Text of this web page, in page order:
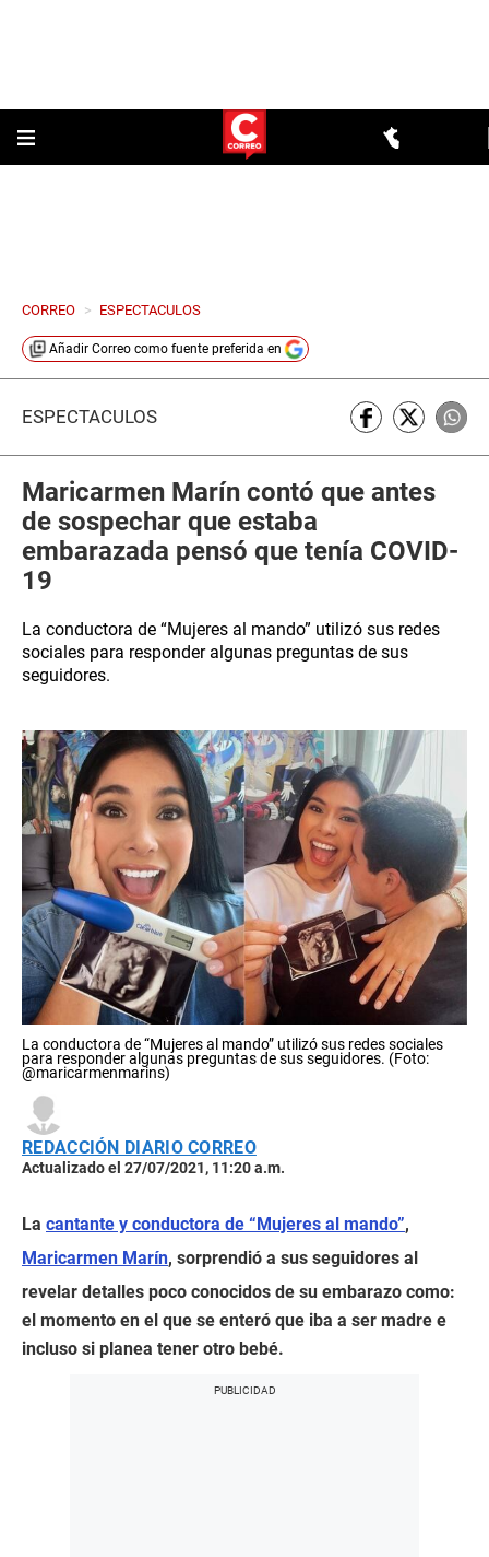
CORREO > ESPECTACULOS
Añadir Correo como fuente preferida en
ESPECTÁCULOS
Maricarmen Marín contó que antes
de sospechar que estaba
embarazada pensó que tenía COVID-
19
La conductora de “Mujeres al mando” utilizó sus redes
sociales para responder algunas preguntas de sus
seguidores.
La conductora de “Mujeres al mando” utilizó sus redes sociales
para responder algunas preguntas de sus seguidores. (Foto:
@maricarmenmarins)
REDACCIÓN DIARIO CORREO
Actualizado el 27/07/2021, 11:20 a.m.
La cantante y conductora de “Mujeres al mando”,
Maricarmen Marín, sorprendió a sus seguidores al
revelar detalles poco conocidos de su embarazo como:
el momento en el que se enteró que iba a ser madre e
incluso si planea tener otro bebé.